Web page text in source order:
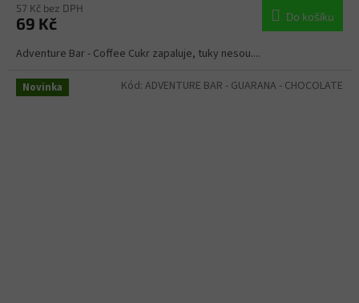
57 Kč bez DPH
69 Kč Do košíku
Adventure Bar - Coffee Cukr zapaluje, tuky nesou....
Novinka Kód: ADVENTURE BAR - GUARANA - CHOCOLATE